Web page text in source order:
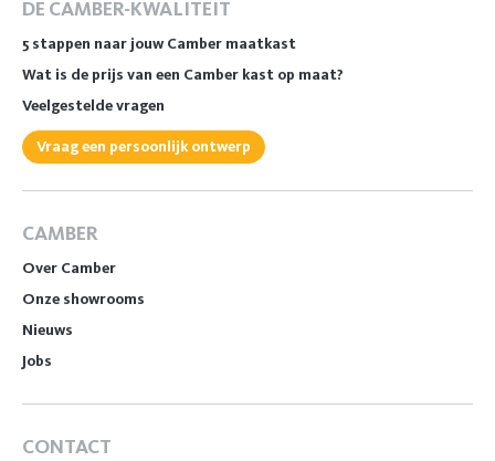
DE CAMBER-KWALITEIT
5 stappen naar jouw Camber maatkast
Wat is de prijs van een Camber kast op maat?
Veelgestelde vragen
Vraag een persoonlijk ontwerp
CAMBER
Over Camber
Onze showrooms
Nieuws
Jobs
CONTACT